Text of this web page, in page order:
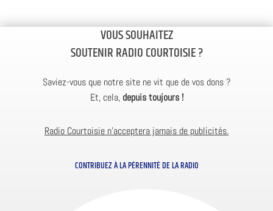
VOUS SOUHAITEZ
SOUTENIR RADIO COURTOISIE ?
Saviez-vous que notre site ne vit que de vos dons ?
Et, cela, depuis toujours !
Radio Courtoisie n’acceptera jamais de publicités.
CONTRIBUEZ À LA PÉRENNITÉ DE LA RADIO